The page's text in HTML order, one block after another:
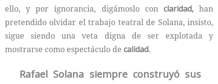
ello, y por ignorancia, digámoslo con claridad,han
pretendido olvidar el trabajo teatral de Solana, insisto,
sigue siendo una veta digna de ser explotada y
mostrarse como espectáculo de calidad.
Rafael Solana siempre construyó sus